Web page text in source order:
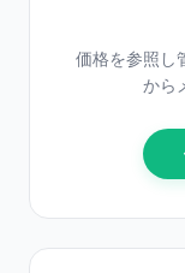
価格を参照し
から